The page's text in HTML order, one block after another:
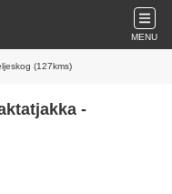
MENU
(127kms)
-